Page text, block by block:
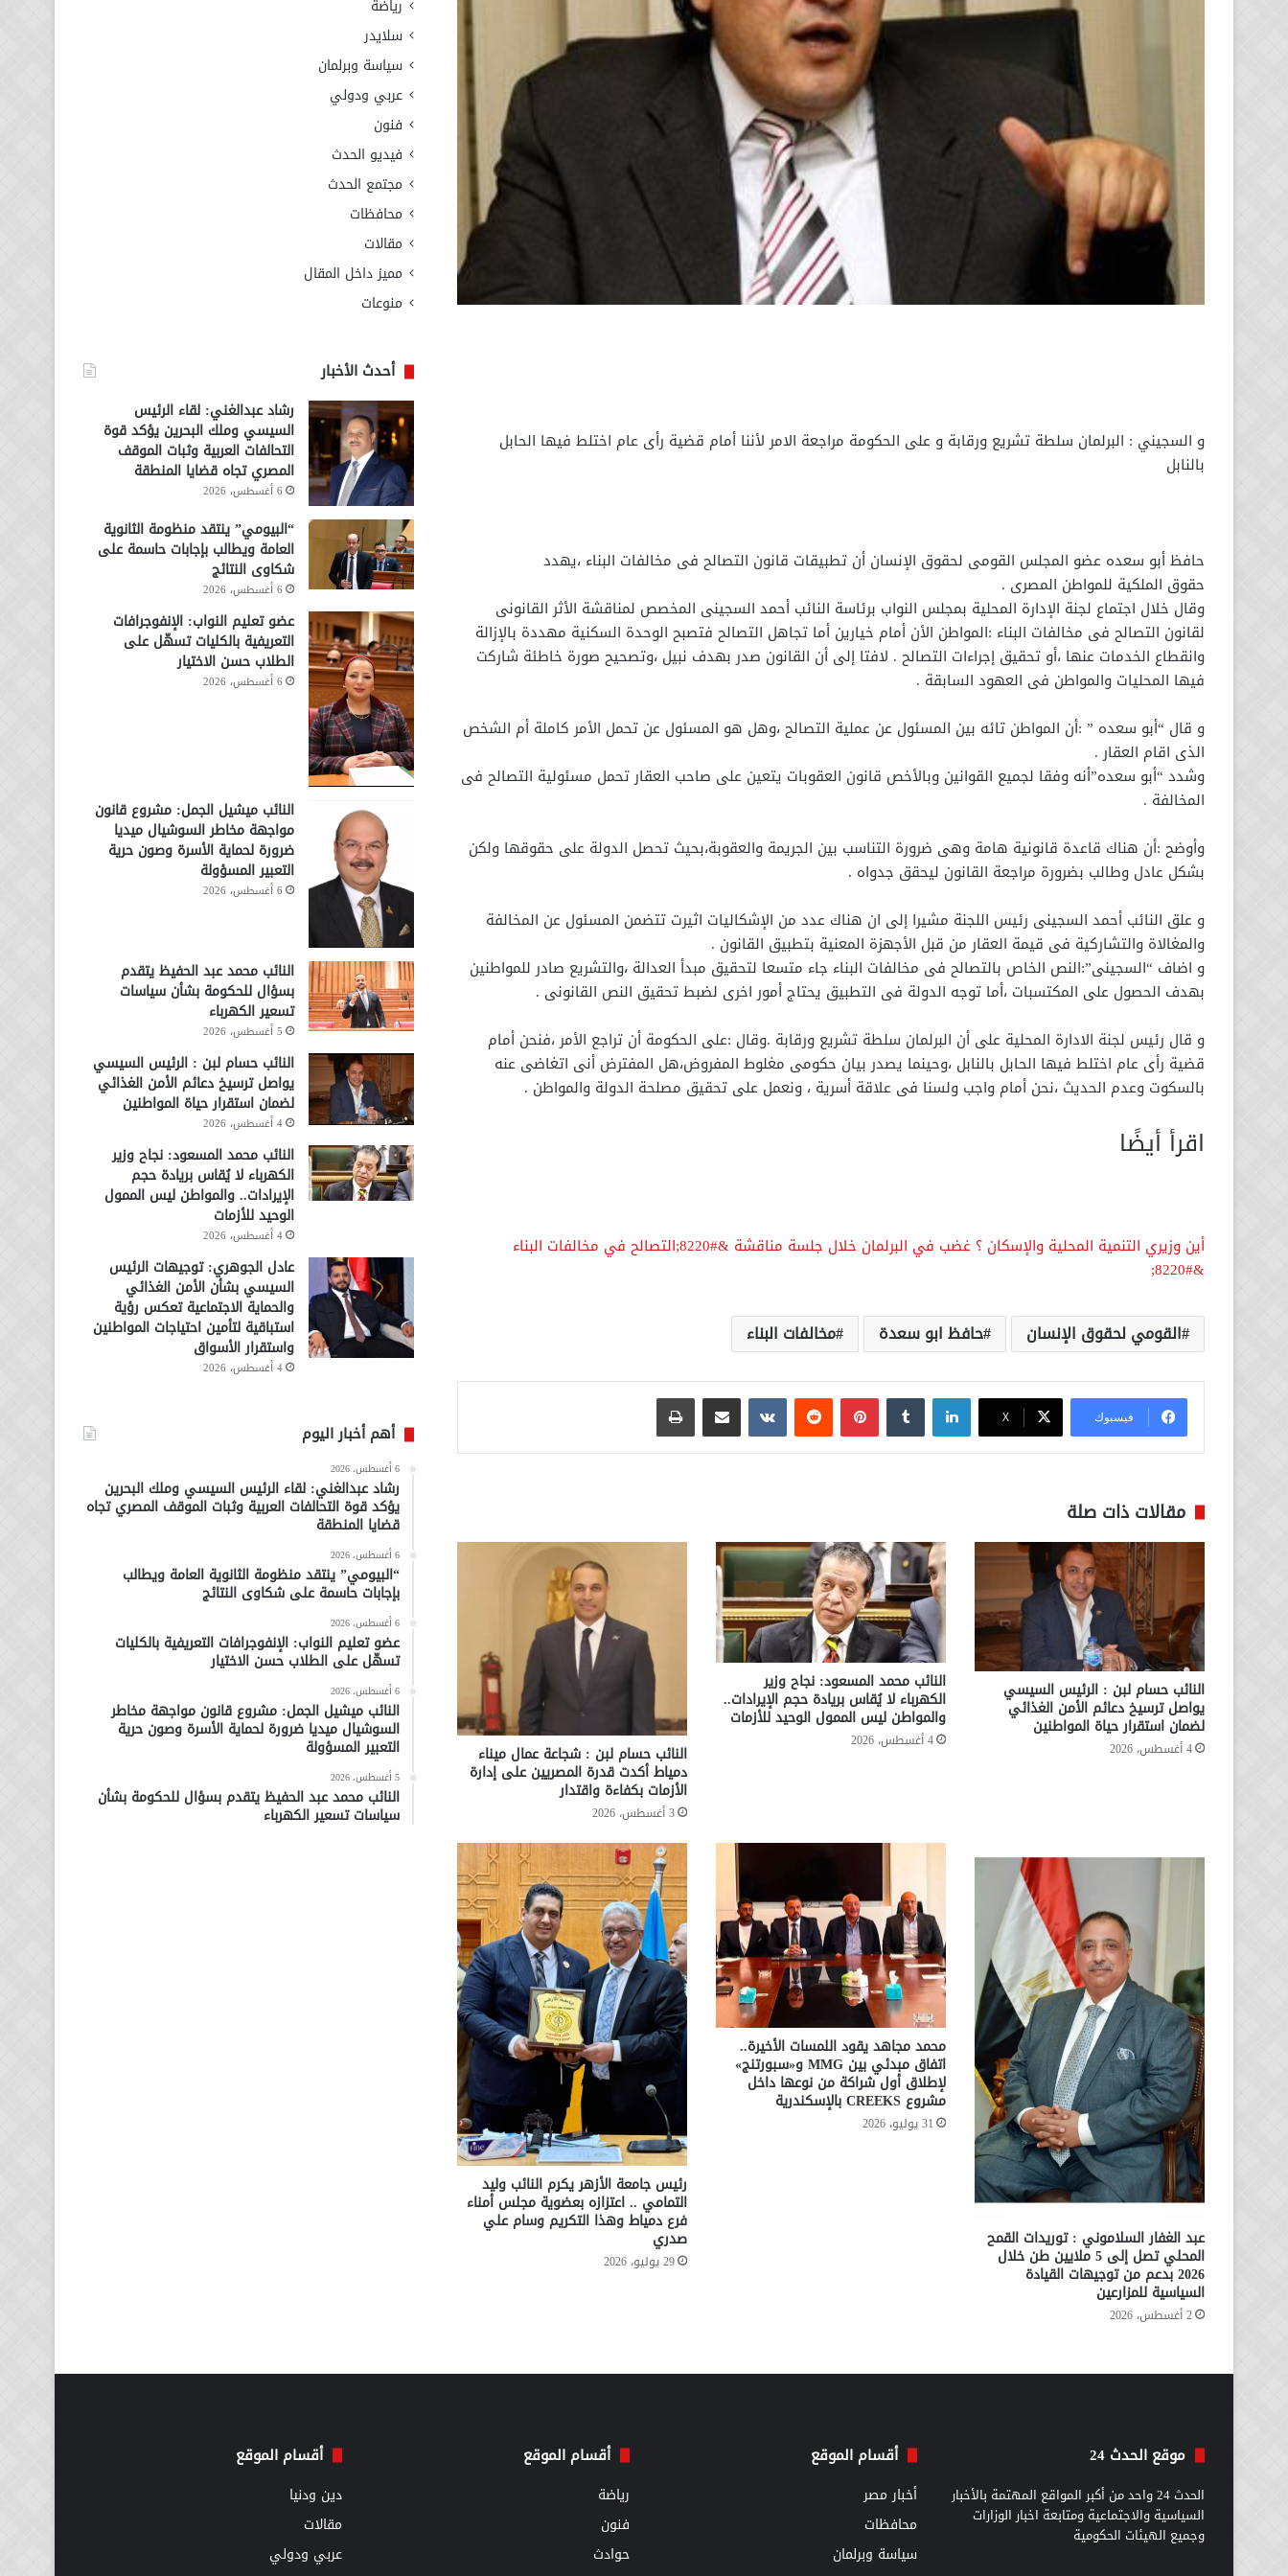
و السجيني : البرلمان سلطة تشريع ورقابة و على الحكومة مراجعة الامر لأننا أمام قضية رأى عام اختلط فيها الحابل
بالنابل
حافظ أبو سعده عضو المجلس القومى لحقوق الإنسان أن تطبيقات قانون التصالح فى مخالفات البناء ،يهدد
حقوق الملكية للمواطن المصرى .
وقال خلال اجتماع لجنة الإدارة المحلية بمجلس النواب برئاسة النائب أحمد السجينى المخصص لمناقشة الأثر القانونى
لقانون التصالح فى مخالفات البناء :المواطن الأن أمام خيارين أما تجاهل التصالح فتصبح الوحدة السكنية مهددة بالإزالة
وانقطاع الخدمات عنها ،أو تحقيق إجراءات التصالح . لافتا إلى أن القانون صدر بهدف نبيل ،وتصحيح صورة خاطئة شاركت
فيها المحليات والمواطن فى العهود السابقة .
و قال “أبو سعده ” :أن المواطن تائه بين المسئول عن عملية التصالح ،وهل هو المسئول عن تحمل الأمر كاملة أم الشخص
الذى اقام العقار .
وشدد “أبو سعده”أنه وفقا لجميع القوانين وبالأخص قانون العقوبات يتعين على صاحب العقار تحمل مسئولية التصالح فى
المخالفة .
وأوضح :أن هناك قاعدة قانونية هامة وهى ضرورة التناسب بين الجريمة والعقوبة،بحيث تحصل الدولة على حقوقها ولكن
بشكل عادل وطالب بضرورة مراجعة القانون ليحقق جدواه .
و علق النائب أحمد السجينى رئيس اللجنة مشيرا إلى ان هناك عدد من الإشكاليات اثيرت تتضمن المسئول عن المخالفة
والمغالاة والتشاركية فى قيمة العقار من قبل الأجهزة المعنية بتطبيق القانون .
و اضاف “السجينى”:النص الخاص بالتصالح فى مخالفات البناء جاء متسعا لتحقيق مبدأ العدالة ،والتشريع صادر للمواطنين
بهدف الحصول على المكتسبات ،أما توجه الدولة فى التطبيق يحتاج أمور اخرى لضبط تحقيق النص القانونى .
و قال رئيس لجنة الادارة المحلية على أن البرلمان سلطة تشريع ورقابة .وقال :على الحكومة أن تراجع الأمر ،فنحن أمام
قضية رأى عام اختلط فيها الحابل بالنابل ،وحينما يصدر بيان حكومى مغلوط المفروض،هل المفترض أنى اتغاضى عنه
بالسكوت وعدم الحديث ،نحن أمام واجب ولسنا فى علاقة أسرية ، ونعمل على تحقيق مصلحة الدولة والمواطن .
اقرأ أيضًا
أين وزيري التنمية المحلية والإسكان ؟ غضب في البرلمان خلال جلسة مناقشة &#8220;التصالح في مخالفات البناء
&#8220;
القومي لحقوق الإنسان حافظ ابو سعدة مخالفات البناء
فيسبوك ‫X
لينكدإن بينتيريست مشاركة عبر البريد طباعة
مقالات ذات صلة
النائب حسام لبن : الرئيس السيسي
يواصل ترسيخ دعائم الأمن الغذائي
لضمان استقرار حياة المواطنين
4 أغسطس، 2026
النائب محمد المسعود: نجاح وزير
الكهرباء لا يُقاس بريادة حجم الإيرادات..
والمواطن ليس الممول الوحيد للأزمات
4 أغسطس، 2026
النائب حسام لبن : شجاعة عمال ميناء
دمياط أكدت قدرة المصريين على إدارة
الأزمات بكفاءة واقتدار
3 أغسطس، 2026
عبد الغفار السلاموني : توريدات القمح
المحلي تصل إلى 5 ملايين طن خلال
2026 بدعم من توجيهات القيادة
السياسية للمزارعين
2 أغسطس، 2026
محمد مجاهد يقود اللمسات الأخيرة..
اتفاق مبدئي بين MMG و«سبورتنج»
لإطلاق أول شراكة من نوعها داخل
مشروع CREEKS بالإسكندرية
31 يوليو، 2026
رئيس جامعة الأزهر يكرم النائب وليد
التمامي .. اعتزازه بعضوية مجلس أمناء
فرع دمياط وهذا التكريم وسام علي
صدري
29 يوليو، 2026
رياضة
سلايدر
سياسة وبرلمان
عربي ودولي
فنون
فيديو الحدث
مجتمع الحدث
محافظات
مقالات
مميز داخل المقال
منوعات
أحدث الأخبار
رشاد عبدالغني: لقاء الرئيس
السيسي وملك البحرين يؤكد قوة
التحالفات العربية وثبات الموقف
المصري تجاه قضايا المنطقة
6 أغسطس، 2026
“البيومي” ينتقد منظومة الثانوية
العامة ويطالب بإجابات حاسمة على
شكاوى النتائج
6 أغسطس، 2026
عضو تعليم النواب: الإنفوجرافات
التعريفية بالكليات تسهّل على
الطلاب حسن الاختيار
6 أغسطس، 2026
النائب ميشيل الجمل: مشروع قانون
مواجهة مخاطر السوشيال ميديا
ضرورة لحماية الأسرة وصون حرية
التعبير المسؤولة
6 أغسطس، 2026
النائب محمد عبد الحفيظ يتقدم
بسؤال للحكومة بشأن سياسات
تسعير الكهرباء
5 أغسطس، 2026
النائب حسام لبن : الرئيس السيسي
يواصل ترسيخ دعائم الأمن الغذائي
لضمان استقرار حياة المواطنين
4 أغسطس، 2026
النائب محمد المسعود: نجاح وزير
الكهرباء لا يُقاس بريادة حجم
الإيرادات.. والمواطن ليس الممول
الوحيد للأزمات
4 أغسطس، 2026
عادل الجوهري: توجيهات الرئيس
السيسي بشأن الأمن الغذائي
والحماية الاجتماعية تعكس رؤية
استباقية لتأمين احتياجات المواطنين
واستقرار الأسواق
4 أغسطس، 2026
أهم أخبار اليوم
6 أغسطس، 2026
رشاد عبدالغني: لقاء الرئيس السيسي وملك البحرين
يؤكد قوة التحالفات العربية وثبات الموقف المصري تجاه
قضايا المنطقة
6 أغسطس، 2026
“البيومي” ينتقد منظومة الثانوية العامة ويطالب
بإجابات حاسمة على شكاوى النتائج
6 أغسطس، 2026
عضو تعليم النواب: الإنفوجرافات التعريفية بالكليات
تسهّل على الطلاب حسن الاختيار
6 أغسطس، 2026
النائب ميشيل الجمل: مشروع قانون مواجهة مخاطر
السوشيال ميديا ضرورة لحماية الأسرة وصون حرية
التعبير المسؤولة
5 أغسطس، 2026
النائب محمد عبد الحفيظ يتقدم بسؤال للحكومة بشأن
سياسات تسعير الكهرباء
موقع الحدث 24
الحدث 24 واحد من أكبر المواقع المهتمة بالأخبار
السياسية والاجتماعية ومتابعة اخبار الوزارات
وجميع الهيئات الحكومية
أقسام الموقع
أخبار مصر
محافظات
سياسة وبرلمان
أقسام الموقع
رياضة
فنون
حوادث
أقسام الموقع
دين ودنيا
مقالات
عربي ودولي